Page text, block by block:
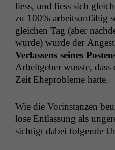
liess, und liess sich
zu 100% arbeit­sun­fähig
gle­ichen Tag (aber
wurde) wurde der
Ver­lassens seines
Arbeit­ge­ber wusste,
Zeit Ehep­rob­leme hatte.
Wie die Vorin­stanzen
lose Ent­las­sung als
sichtigt dabei fol­gende